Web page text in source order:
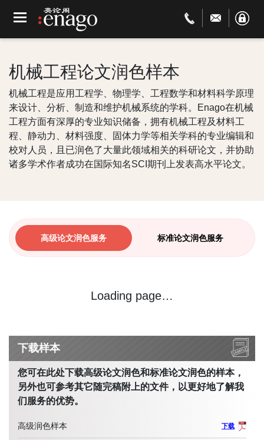
机械工程论文润色样本
机械工程是应用工程学、物理学、工程数学和材料科学原理
来设计、分析、制造和维护机械系统的学科。Enago在机械
工程方面有深厚的专业知识储备，拥有机械工程及材料工
程、静动力、材料强度、固体力学等相关学科的专业编辑和
校对人员，且已润色了大量此领域相关的科研论文，并协助
诸多学术作者成功在国际知名SCI期刊上发表高水平论文。
高级论文润色服务 标准论文润色服务
Loading page…
下载样本
您可在此处下载高级论文润色和标准论文润色的样本，
另外也可参考其它随完稿附上的文件，以更好地了解我
们服务的优势。
高级润色样本 下载